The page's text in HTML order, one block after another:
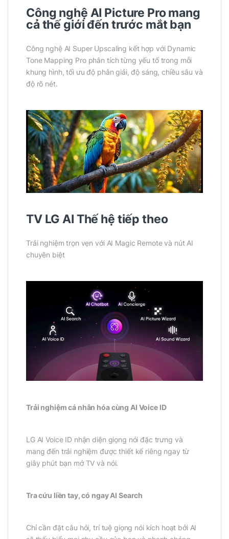
Công nghệ AI Picture Pro mang
cả thế giới đến trước mắt bạn
Công nghệ AI Super Upscaling kết hợp với Dynamic
Tone Mapping Pro phân tích từng yếu tố trong mỗi
khung hình, tối ưu độ phân giải, độ sáng, chiều sâu và
độ rõ nét.
TV LG AI Thế hệ tiếp theo
Trải nghiệm trọn vẹn với AI Magic Remote và nút AI
chuyên biệt
Trải nghiệm cá nhân hóa cùng AI Voice ID
LG AI Voice ID nhận diện giọng nói đặc trưng và
mang đến trải nghiệm được thiết kế riêng ngay từ
giây phút bạn mở TV và nói.
Tra cứu liền tay, có ngay AI Search
Chỉ cần đặt câu hỏi, trí tuệ giọng nói kích hoạt bởi AI